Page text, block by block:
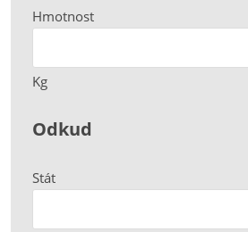
Hmotnost
Kg
Odkud
Stát